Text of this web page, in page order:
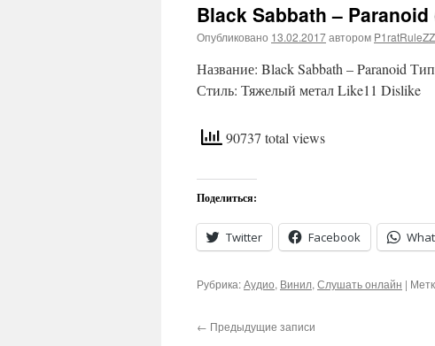
Black Sabbath –
Опубликовано 13.02.2017автором
Название: Black Sabbath – Paranoid
Стиль: Тяжелый метал Like11 Dislike
90737 total views
Поделиться:
Twitter Facebook
Рубрика:Аудио, Винил, Слушать онлайн |
← Предыдущие записи